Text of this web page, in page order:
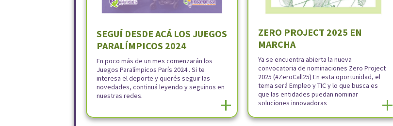
SEGUÍ DESDE ACÁ LOS JUEGOS
PARALÍMPICOS 2024
En poco más de un mes comenzarán los
Juegos Paralímpicos París 2024 . Si te
interesa el deporte y querés seguir las
novedades, continuá leyendo y seguinos en
nuestras redes.
+
ZERO PROJECT 2025 EN
MARCHA
Ya se encuentra abierta la nueva
convocatoria de nominaciones Zero Project
2025 (#ZeroCall25) En esta oportunidad, el
tema será Empleo y TIC y lo que busca es
que las entidades puedan nominar
soluciones innovadoras
+